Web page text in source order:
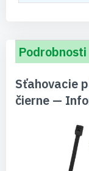
Podrobnosti
Sťahovacie
čierne —